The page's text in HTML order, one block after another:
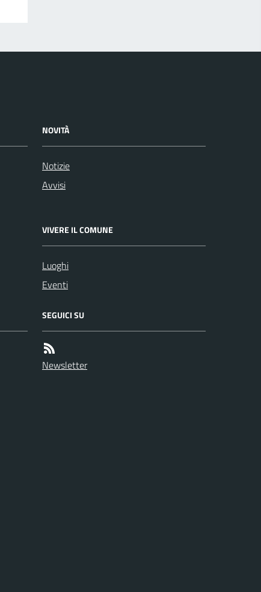
NOVITÀ
Notizie
Avvisi
VIVERE IL COMUNE
Luoghi
Eventi
SEGUICI SU
Newsletter